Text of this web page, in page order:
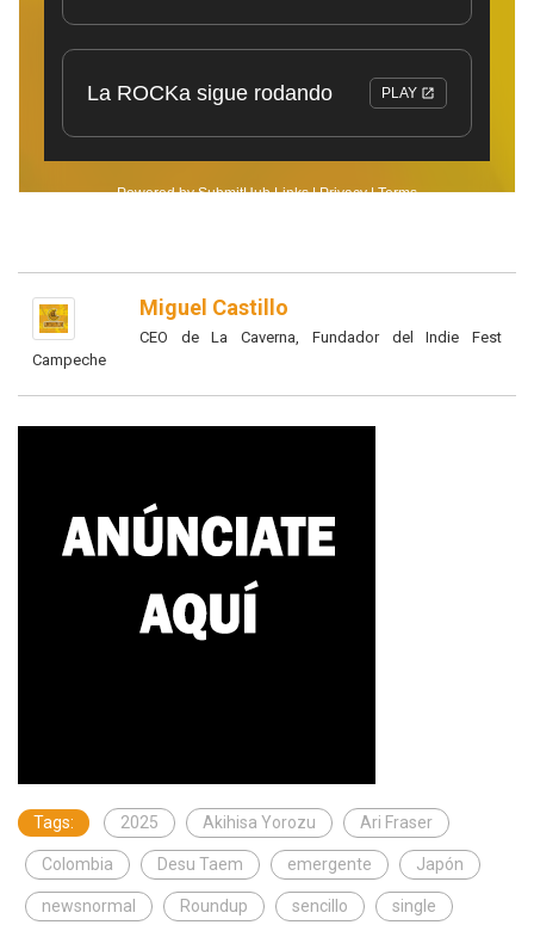
Miguel Castillo
CEO de La Caverna, Fundador del Indie Fest
Campeche
Tags: 2025 Akihisa Yorozu Ari Fraser
Colombia Desu Taem emergente Japón
newsnormal Roundup sencillo single